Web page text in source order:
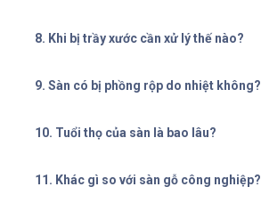
8. Khi bị trầy xước cần xử lý thế nào?
9. Sàn có bị phồng rộp do nhiệt không?
10. Tuổi thọ của sàn là bao lâu?
11. Khác gì so với sàn gỗ công nghiệp?